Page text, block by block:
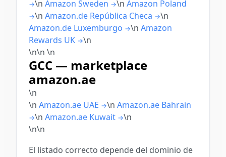
→\n Amazon Sweden →\n Amazon Poland
→\n Amazon.de República Checa →\n
Amazon.de Luxemburgo →\n Amazon
Rewards UK →\n
\n\n \n
GCC — marketplace
amazon.ae
\n
\n Amazon.ae UAE →\n Amazon.ae Bahrain
→\n Amazon.ae Kuwait →\n
\n\n
El listado correcto depende del dominio de